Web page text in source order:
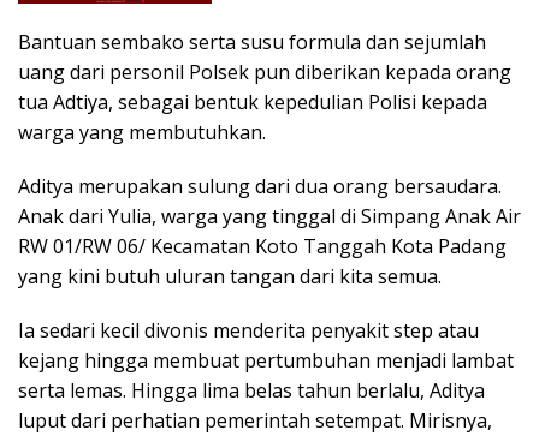
Bantuan sembako serta susu formula dan sejumlah
uang dari personil Polsek pun diberikan kepada orang
tua Adtiya, sebagai bentuk kepedulian Polisi kepada
warga yang membutuhkan.
Aditya merupakan sulung dari dua orang bersaudara.
Anak dari Yulia, warga yang tinggal di Simpang Anak Air
RW 01/RW 06/ Kecamatan Koto Tanggah Kota Padang
yang kini butuh uluran tangan dari kita semua.
Ia sedari kecil divonis menderita penyakit step atau
kejang hingga membuat pertumbuhan menjadi lambat
serta lemas. Hingga lima belas tahun berlalu, Aditya
luput dari perhatian pemerintah setempat. Mirisnya,